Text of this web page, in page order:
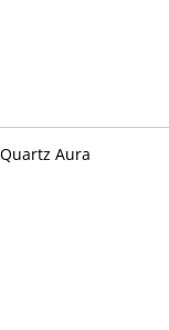
Aura